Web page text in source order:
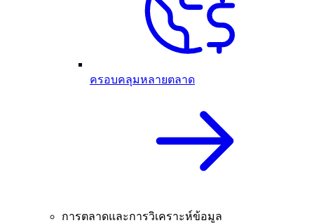
ครอบคลุมหลายตลาด
การตลาดและการวิเคราะห์ข้อมูล